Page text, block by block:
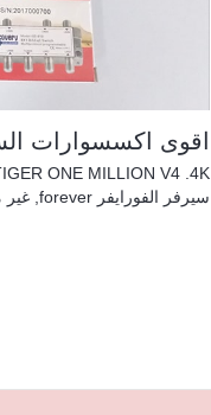
اقوى اكسسوارات
ONE MILLION V4 .4K
سيرفر الفورايفر forever
,